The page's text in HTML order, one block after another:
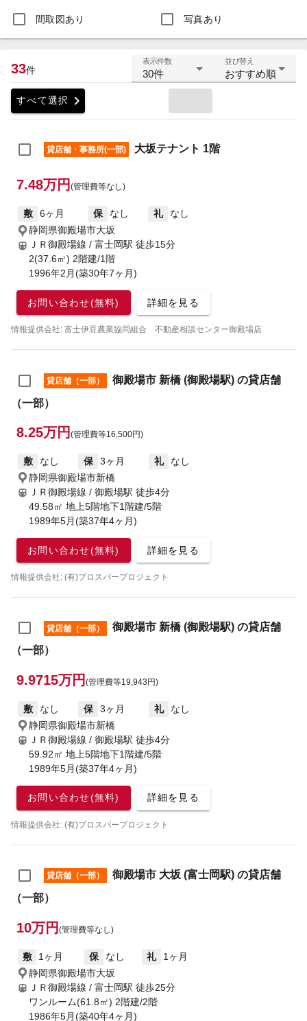
間取図あり 写真あり
33件
表示件数
30件
並び替え
おすすめ順
すべて選択 chevron_right
貸店舗・事務所(一部) 大坂テナント 1階
7.48万円 (管理費等なし)
敷 6ヶ月 保 なし 礼
なし
静岡県御殿場市大坂
ＪＲ御殿場線 / 富士岡駅 徒歩15分
2(37.6㎡) 2階建/1階
1996年2月(築30年7ヶ月)
お問い合わせ(無料) 詳細を見る
情報提供会社: 富士伊豆農業協同組合 不動産相談センター御殿場店
貸店舗（一部）
御殿場市 新橋 (御殿場駅) の貸店舗
（一部）
8.25万円 (管理費等16,500円)
敷 なし 保 3ヶ月 礼
なし
静岡県御殿場市新橋
ＪＲ御殿場線 / 御殿場駅 徒歩4分
49.58㎡ 地上5階地下1階建/5階
1989年5月(築37年4ヶ月)
お問い合わせ(無料) 詳細を見る
情報提供会社: (有)プロスパープロジェクト
貸店舗（一部）
御殿場市 新橋 (御殿場駅) の貸店舗
（一部）
9.9715万円 (管理費等19,943円)
敷 なし 保 3ヶ月 礼
なし
静岡県御殿場市新橋
ＪＲ御殿場線 / 御殿場駅 徒歩4分
59.92㎡ 地上5階地下1階建/5階
1989年5月(築37年4ヶ月)
お問い合わせ(無料) 詳細を見る
情報提供会社: (有)プロスパープロジェクト
貸店舗（一部）
御殿場市 大坂 (富士岡駅) の貸店舗
（一部）
10万円 (管理費等なし)
敷 1ヶ月 保 なし 礼
1ヶ月
静岡県御殿場市大坂
ＪＲ御殿場線 / 富士岡駅 徒歩25分
ワンルーム(61.8㎡) 2階建/2階
1986年5月(築40年4ヶ月)